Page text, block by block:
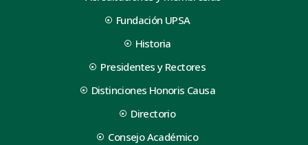
Fundación UPSA
Historia
Presidentes y Rectores
Distinciones Honoris Causa
Directorio
Consejo Académico